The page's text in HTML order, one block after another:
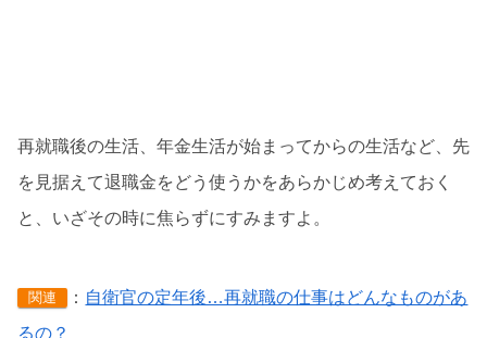
再就職後の生活、年金生活が始まってからの生活など、先
を見据えて退職金をどう使うかをあらかじめ考えておく
と、いざその時に焦らずにすみますよ。
関連 ： 自衛官の定年後…再就職の仕事はどんなものがあ
るの？